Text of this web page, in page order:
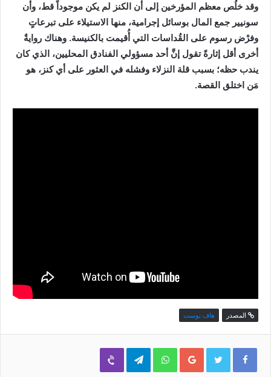
وقد خلُص معظم المؤرخين إلى أن الكنز لم يكن موجوداً قط، وأن
سونيير جمع المال بوسائل إجرامية، منها الاستيلاء على تبرعاتٍ
وفرْض رسوم على القُداسات التي أُقيمت بالكنيسة. وهناك روايةٌ
أخرى أقل إثارةً تقول إنَّ أحد مسؤولي الفنادق المحليين، الذي كان
يندب حظه؛ بسبب قلة النزلاء وفشله في العثور على أي كنز، هو
مَن اختلق القصة.
المصدر هاف بوست
Google+
WhatsApp
Telegram
Viber